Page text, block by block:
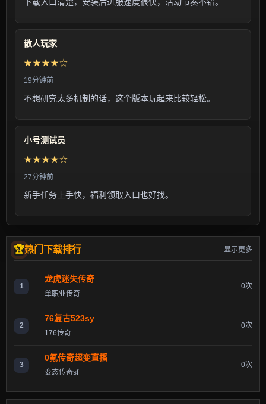
散人玩家
★★★★☆
19分钟前
不想研究太多机制的话，这个版本玩起来比较轻松。
小号测试员
★★★★☆
27分钟前
新手任务上手快，福利领取入口也好找。
热门下载排行 显示更多
1
龙虎迷失传奇
单职业传奇
0次
2
76复古523sy
176传奇
0次
3
0氪传奇超变直播
变态传奇sf
0次